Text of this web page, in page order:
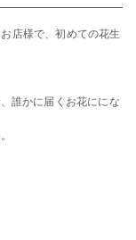
店様で、初めての花生
誰かに届くお花ににな